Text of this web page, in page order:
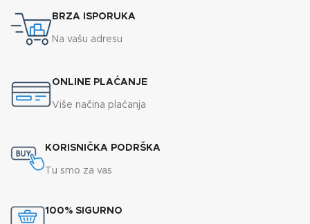
BRZA ISPORUKA
Na vašu adresu
ONLINE PLAĆANJE
Više načina plaćanja
KORISNIČKA PODRŠKA
Tu smo za vas
100% SIGURNO